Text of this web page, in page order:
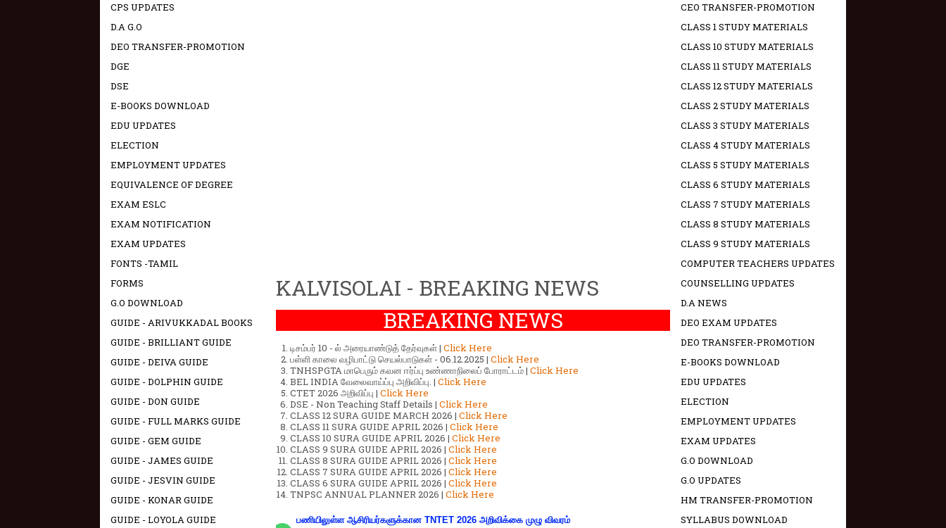
KALVISOLAI - BREAKING NEWS
BREAKING NEWS
டிசம்பர் 10 - ல் அரையாண்டுத் தேர்வுகள் | Click Here
பள்ளி காலை வழிபாட்டு செயல்பாடுகள் - 06.12.2025 | Click Here
TNHSPGTA மாபெரும் கவன ஈர்ப்பு உண்ணாநிலைப் போராட்டம் | Click Here
BEL INDIA வேலைவாய்ப்பு அறிவிப்பு. | Click Here
CTET 2026 அறிவிப்பு | Click Here
DSE - Non Teaching Staff Details | Click Here
CLASS 12 SURA GUIDE MARCH 2026 | Click Here
CLASS 11 SURA GUIDE APRIL 2026 | Click Here
CLASS 10 SURA GUIDE APRIL 2026 | Click Here
CLASS 9 SURA GUIDE APRIL 2026 | Click Here
CLASS 8 SURA GUIDE APRIL 2026 | Click Here
CLASS 7 SURA GUIDE APRIL 2026 | Click Here
CLASS 6 SURA GUIDE APRIL 2026 | Click Here
TNPSC ANNUAL PLANNER 2026 | Click Here
பணியிலுள்ள ஆசிரியர்களுக்கான TNTET 2026 அறிவிக்கை முழு விவரம்
CPS UPDATES
D.A G.O
DEO TRANSFER-PROMOTION
DGE
DSE
E-BOOKS DOWNLOAD
EDU UPDATES
ELECTION
EMPLOYMENT UPDATES
EQUIVALENCE OF DEGREE
EXAM ESLC
EXAM NOTIFICATION
EXAM UPDATES
FONTS -TAMIL
FORMS
G.O DOWNLOAD
GUIDE - ARIVUKKADAL BOOKS
GUIDE - BRILLIANT GUIDE
GUIDE - DEIVA GUIDE
GUIDE - DOLPHIN GUIDE
GUIDE - DON GUIDE
GUIDE - FULL MARKS GUIDE
GUIDE - GEM GUIDE
GUIDE - JAMES GUIDE
GUIDE - JESVIN GUIDE
GUIDE - KONAR GUIDE
GUIDE - LOYOLA GUIDE
CEO TRANSFER-PROMOTION
CLASS 1 STUDY MATERIALS
CLASS 10 STUDY MATERIALS
CLASS 11 STUDY MATERIALS
CLASS 12 STUDY MATERIALS
CLASS 2 STUDY MATERIALS
CLASS 3 STUDY MATERIALS
CLASS 4 STUDY MATERIALS
CLASS 5 STUDY MATERIALS
CLASS 6 STUDY MATERIALS
CLASS 7 STUDY MATERIALS
CLASS 8 STUDY MATERIALS
CLASS 9 STUDY MATERIALS
COMPUTER TEACHERS UPDATES
COUNSELLING UPDATES
D.A NEWS
DEO EXAM UPDATES
DEO TRANSFER-PROMOTION
E-BOOKS DOWNLOAD
EDU UPDATES
ELECTION
EMPLOYMENT UPDATES
EXAM UPDATES
G.O DOWNLOAD
G.O UPDATES
HM TRANSFER-PROMOTION
SYLLABUS DOWNLOAD